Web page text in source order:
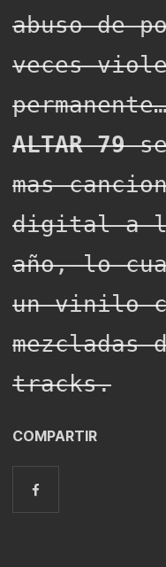
abuso de
veces
ALTAR 79
mas
digital a
año, lo
un vinilo
mezcladas
tracks.
COMPARTIR